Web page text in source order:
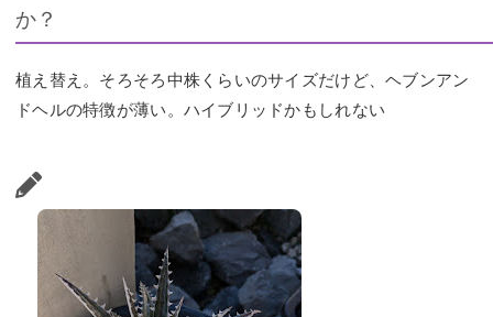
か？
植え替え。そろそろ中株くらいのサイズだけど、ヘブンアン
ドヘルの特徴が薄い。ハイブリッドかもしれない